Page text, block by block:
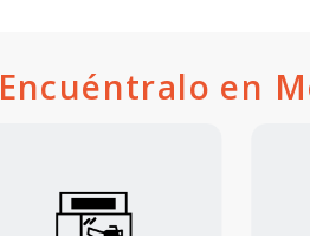
Encuéntralo en